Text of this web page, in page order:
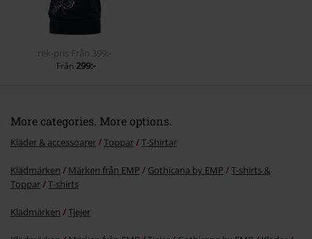
rek-pris Från 399:-
Från 299:-
More categories. More options.
Kläder & accessoarer Toppar T-Shirtar
Klädmärken Märken från EMP Gothicana by EMP
T-shirts &
Toppar
T-shirts
Klädmärken Tjejer